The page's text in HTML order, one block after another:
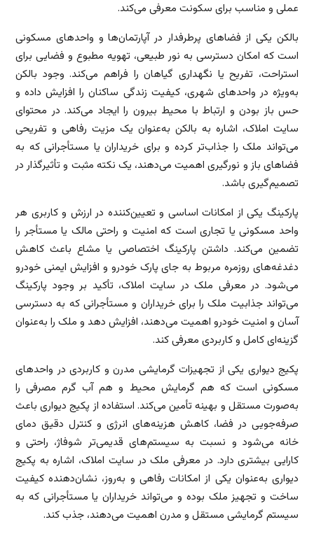
عملی و مناسب برای سکونت معرفی می‌کند.
بالکن یکی از فضاهای پرطرفدار در آپارتمان‌ها و واحدهای مسکونی
است که امکان دسترسی به نور طبیعی، تهویه مطبوع و فضایی برای
استراحت، تفریح یا نگهداری گیاهان را فراهم می‌کند. وجود بالکن
به‌ویژه در واحدهای شهری، کیفیت زندگی ساکنان را افزایش داده و
حس باز بودن و ارتباط با محیط بیرون را ایجاد می‌کند. در محتوای
سایت املاک، اشاره به بالکن به‌عنوان یک مزیت رفاهی و تفریحی
می‌تواند ملک را جذاب‌تر کرده و برای خریداران یا مستأجرانی که به
فضاهای باز و نورگیری اهمیت می‌دهند، یک نکته مثبت و تأثیرگذار در
تصمیم‌گیری باشد.
پارکینگ یکی از امکانات اساسی و تعیین‌کننده در ارزش و کاربری هر
واحد مسکونی یا تجاری است که امنیت و راحتی مالک یا مستأجر را
تضمین می‌کند. داشتن پارکینگ اختصاصی یا مشاع باعث کاهش
دغدغه‌های روزمره مربوط به جای پارک خودرو و افزایش ایمنی خودرو
می‌شود. در معرفی ملک در سایت املاک، تأکید بر وجود پارکینگ
می‌تواند جذابیت ملک را برای خریداران و مستأجرانی که به دسترسی
آسان و امنیت خودرو اهمیت می‌دهند، افزایش دهد و ملک را به‌عنوان
گزینه‌ای کامل و کاربردی معرفی کند.
پکیج دیواری یکی از تجهیزات گرمایشی مدرن و کاربردی در واحدهای
مسکونی است که هم گرمایش محیط و هم آب گرم مصرفی را
به‌صورت مستقل و بهینه تأمین می‌کند. استفاده از پکیج دیواری باعث
صرفه‌جویی در فضا، کاهش هزینه‌های انرژی و کنترل دقیق دمای
خانه می‌شود و نسبت به سیستم‌های قدیمی‌تر شوفاژ، راحتی و
کارایی بیشتری دارد. در معرفی ملک در سایت املاک، اشاره به پکیج
دیواری به‌عنوان یکی از امکانات رفاهی و به‌روز، نشان‌دهنده کیفیت
ساخت و تجهیز ملک بوده و می‌تواند خریداران یا مستأجرانی که به
سیستم گرمایشی مستقل و مدرن اهمیت می‌دهند، جذب کند.